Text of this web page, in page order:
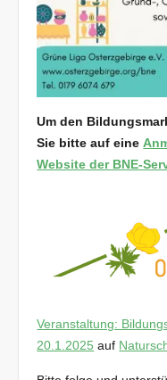
Um den
Sie bitte auf eine
Website der BNE-
Veranstaltung:
20.1.2025 auf